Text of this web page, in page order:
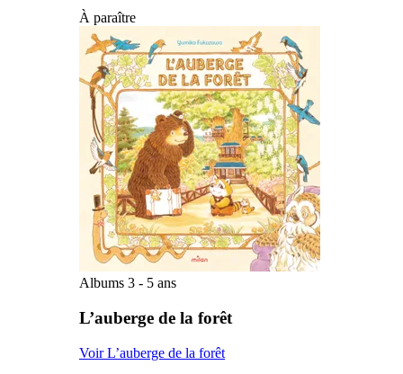
À paraître
Albums 3 - 5 ans
L’auberge de la forêt
Voir L’auberge de la forêt